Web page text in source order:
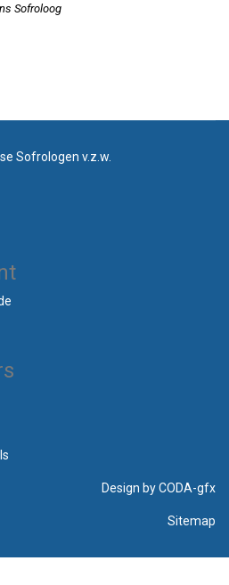
Sofroloog
Sofrologen v.z.w.
Design byCODA-gfx
Sitemap